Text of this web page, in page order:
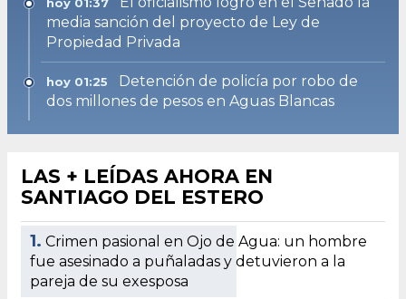
media sanción del proyecto de Ley de
Propiedad Privada
hoy 01:25
Detención de policía por robo de
dos millones de pesos en Aguas Blancas
LAS + LEÍDAS AHORA EN
SANTIAGO DEL ESTERO
1. Crimen pasional en Ojo de Agua: un hombre
fue asesinado a puñaladas y detuvieron a la
pareja de su exesposa